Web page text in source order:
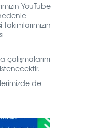
YouTube
de